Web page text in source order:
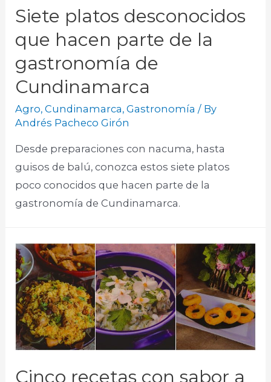
Siete platos desconocidos
que hacen parte de la
gastronomía de
Cundinamarca
Agro,Cundinamarca,Gastronomía / By
Andrés Pacheco Girón
Desde preparaciones con nacuma, hasta
guisos de balú, conozca estos siete platos
poco conocidos que hacen parte de la
gastronomía de Cundinamarca.
Cinco recetas con sabor a